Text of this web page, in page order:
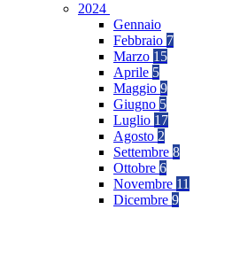
2024
Gennaio
Febbraio 7
Marzo 15
Aprile 5
Maggio 9
Giugno 5
Luglio 17
Agosto 2
Settembre 8
Ottobre 6
Novembre 11
Dicembre 9